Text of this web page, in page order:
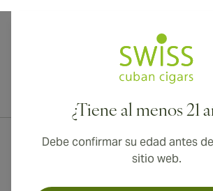
¿Tiene al menos 21
Debe confirmar su edad antes
sitio web.